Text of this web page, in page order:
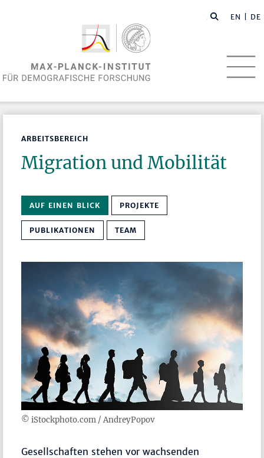
EN | DE
ARBEITSBEREICH
Migration und Mobilität
AUF EINEN BLICK PROJEKTE
PUBLIKATIONEN TEAM
© iStockphoto.com / AndreyPopov
Gesellschaften stehen vor wachsenden